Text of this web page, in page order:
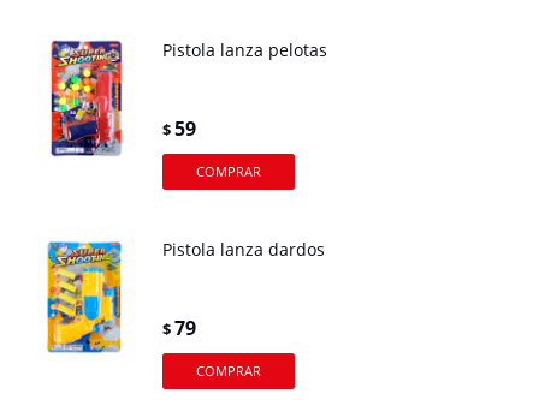
Pistola lanza pelotas
$59
Pistola lanza dardos
$79